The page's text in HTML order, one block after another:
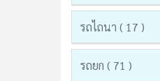
รถไถนา ( 17 )
รถยก ( 71 )